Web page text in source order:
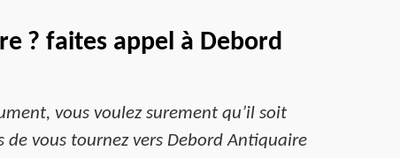
? faites appel à Debord
vous voulez surement qu’il soit
de vous tournez vers Debord Antiquaire